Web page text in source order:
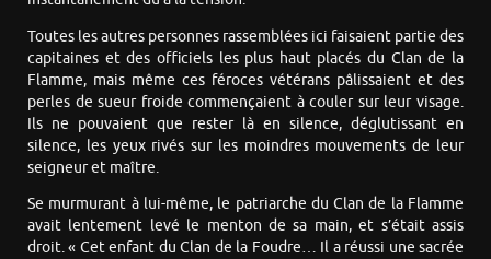
Toutes les autres personnes rassemblées ici faisaient partie des
capitaines et des officiels les plus haut placés du Clan de la
Flamme, mais même ces féroces vétérans pâlissaient et des
perles de sueur froide commençaient à couler sur leur visage.
Ils ne pouvaient que rester là en silence, déglutissant en
silence, les yeux rivés sur les moindres mouvements de leur
seigneur et maître.
Se murmurant à lui-même, le patriarche du Clan de la Flamme
avait lentement levé le menton de sa main, et s’était assis
droit. « Cet enfant du Clan de la Foudre… Il a réussi une sacrée